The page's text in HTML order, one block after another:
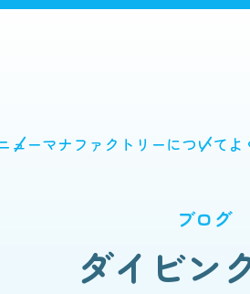
ューマナファクトリーについて よ
ブログ
ダイビン